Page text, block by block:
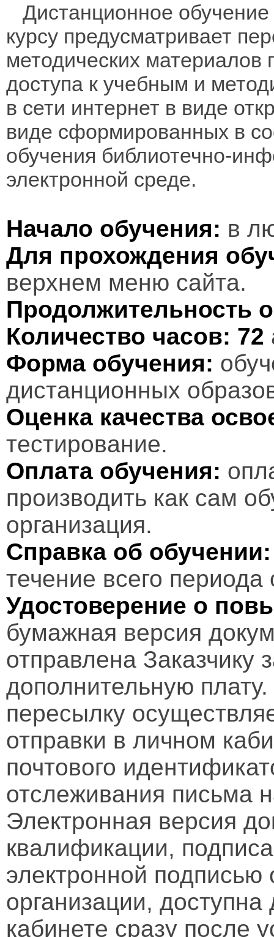
Дистанционное
курсу предусматривает
методических материалов
доступа к учебным и
в сети интернет в виде
виде сформированных в
обучения библиотечно-
электронной среде.
Начало обучения: в
Для прохождения
верхнем меню сайта.
Продолжительность
Количество часов: 72
Форма обучения:
дистанционных
Оценка качества
тестирование.
Оплата обучения:
производить как сам
организация.
Справка об обучении:
течение всего периода
Удостоверение о
бумажная версия
отправлена Заказчику
дополнительную
пересылку
отправки в личном
почтового
отслеживания письма
Электронная версия
квалификации,
электронной подписью
организации,
кабинете сразу после